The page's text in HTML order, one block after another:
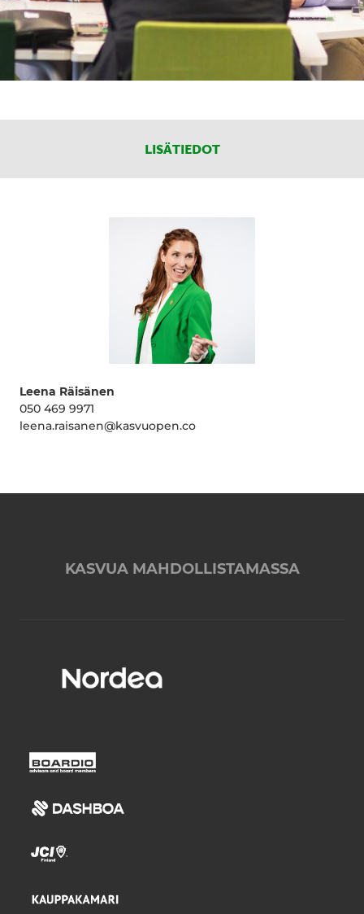
LISÄTIEDOT
Leena Räisänen
050 469 9971
leena.raisanen@kasvuopen.co
KASVUA MAHDOLLISTAMASSA